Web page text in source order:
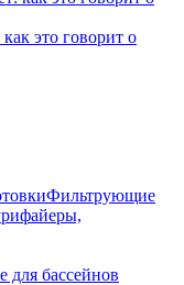
это говорит о
Фильтрующие
для бассейнов